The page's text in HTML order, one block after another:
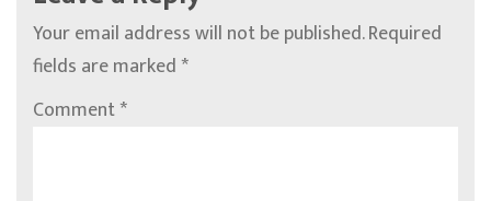
Your email address will not be published.Required
fields are marked*
Comment*